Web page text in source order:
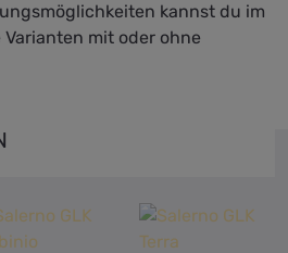
kannst du im
mit oder ohne